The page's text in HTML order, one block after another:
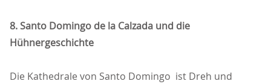
8. Santo Domingo de la Calzada und die
Hühnergeschichte
Die Kathedrale von Santo Domingo ist Dreh und